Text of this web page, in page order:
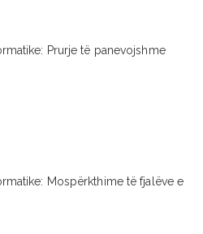
Prurje të panevojshme
Mospërkthime të fjalëve e